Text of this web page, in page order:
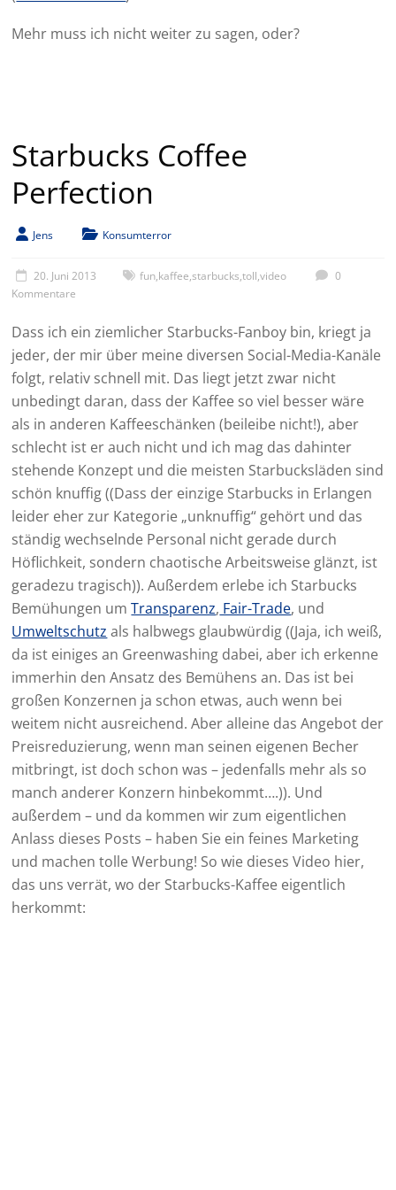
Mehr muss ich nicht weiter zu sagen, oder?
Starbucks Coffee
Perfection
Jens Konsumterror
20. Juni 2013 fun,kaffee,starbucks,toll,video
0
Kommentare
Dass ich ein ziemlicher Starbucks-Fanboy bin, kriegt ja
jeder, der mir über meine diversen Social-Media-Kanäle
folgt, relativ schnell mit. Das liegt jetzt zwar nicht
unbedingt daran, dass der Kaffee so viel besser wäre
als in anderen Kaffeeschänken (beileibe nicht!), aber
schlecht ist er auch nicht und ich mag das dahinter
stehende Konzept und die meisten Starbucksläden sind
schön knuffig ((Dass der einzige Starbucks in Erlangen
leider eher zur Kategorie „unknuffig“ gehört und das
ständig wechselnde Personal nicht gerade durch
Höflichkeit, sondern chaotische Arbeitsweise glänzt, ist
geradezu tragisch)). Außerdem erlebe ich Starbucks
Bemühungen umTransparenz, Fair-Trade, und
Umweltschutz als halbwegs glaubwürdig ((Jaja, ich weiß,
da ist einiges an Greenwashing dabei, aber ich erkenne
immerhin den Ansatz des Bemühens an. Das ist bei
großen Konzernen ja schon etwas, auch wenn bei
weitem nicht ausreichend. Aber alleine das Angebot der
Preisreduzierung, wenn man seinen eigenen Becher
mitbringt, ist doch schon was – jedenfalls mehr als so
manch anderer Konzern hinbekommt….)). Und
außerdem – und da kommen wir zum eigentlichen
Anlass dieses Posts – haben Sie ein feines Marketing
und machen tolle Werbung! So wie dieses Video hier,
das uns verrät, wo der Starbucks-Kaffee eigentlich
herkommt: